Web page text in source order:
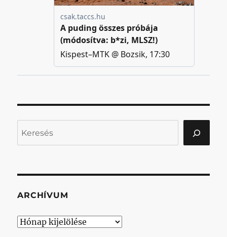
ARCHÍVUM
Archívum